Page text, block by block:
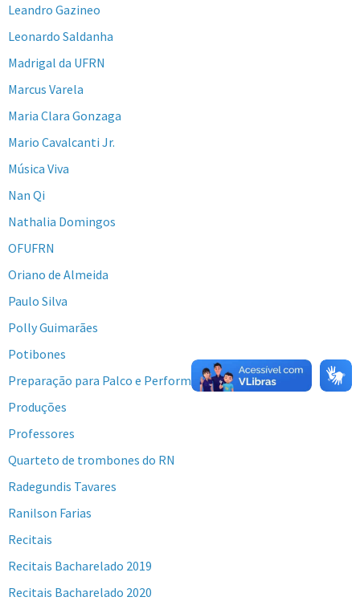
Leandro Gazineo
Leonardo Saldanha
Madrigal da UFRN
Marcus Varela
Maria Clara Gonzaga
Mario Cavalcanti Jr.
Música Viva
Nan Qi
Nathalia Domingos
OFUFRN
Oriano de Almeida
Paulo Silva
Polly Guimarães
Potibones
Preparação para Palco e Performance
Produções
Professores
Quarteto de trombones do RN
Radegundis Tavares
Ranilson Farias
Recitais
Recitais Bacharelado 2019
Recitais Bacharelado 2020